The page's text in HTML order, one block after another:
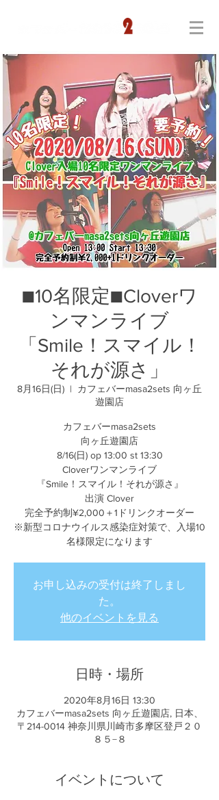
■10名限定■Cloverワ
ンマンライブ
「Smile！スマイル！
それが源さ」
8月16日(日)
  |
カフェバーmasa2sets 向ヶ丘
遊園店
カフェバーmasa2sets
向ヶ丘遊園店
8/16(日) op 13:00 st 13:30
Cloverワンマンライブ
『Smile！スマイル！それが源さ』
出演 Clover
完全予約制¥2,000＋1ドリンクオーダー
※新型コロナウイルス感染症対策で、入場10
名様限定になります
お申し込みの受付は終了しまし
た。
他のイベントを見る
日時・場所
2020年8月16日 13:30
カフェバーmasa2sets 向ヶ丘遊園店, 日本、
〒214-0014 神奈川県川崎市多摩区登戸２０
８５−８
イベントについて